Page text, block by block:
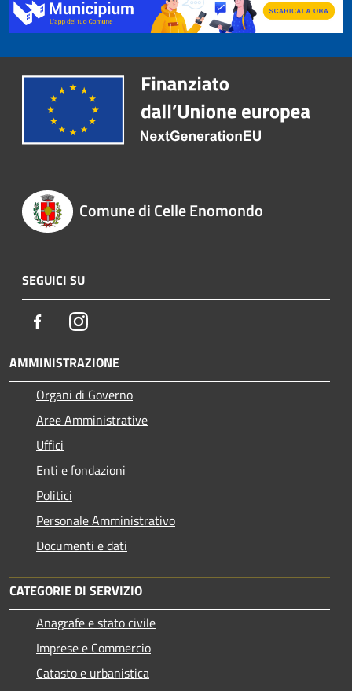
Comune di Celle Enomondo
SEGUICI SU
FacebookInstagram
AMMINISTRAZIONE
Organi di Governo
Aree Amministrative
Uffici
Enti e fondazioni
Politici
Personale Amministrativo
Documenti e dati
CATEGORIE DI SERVIZIO
Anagrafe e stato civile
Imprese e Commercio
Catasto e urbanistica